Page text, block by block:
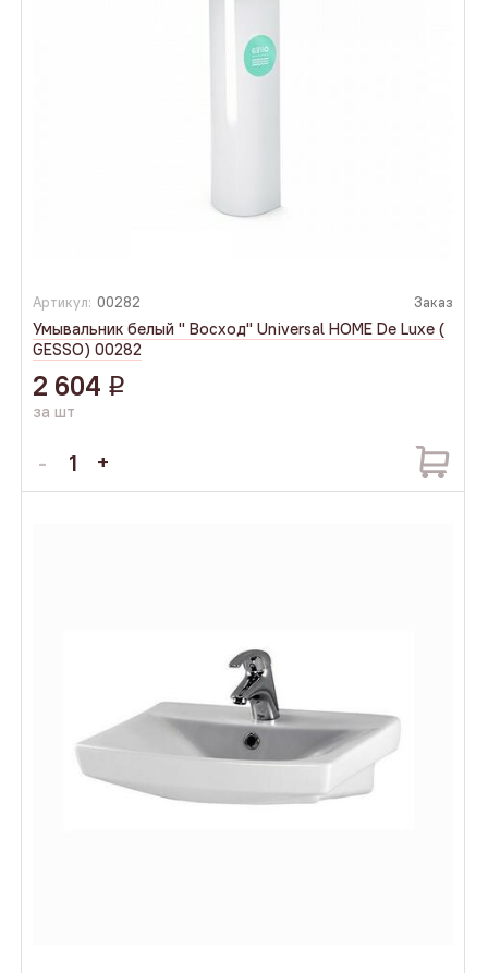
Артикул: 00282 Заказ
Умывальник белый " Восход" Universal HOME De Luxe (
GESSO) 00282
2 604 q
за шт